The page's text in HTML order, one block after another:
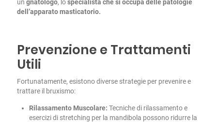
un gnatologo, lospecialista che si occupa delle patologie
dell’apparato masticatorio.
Prevenzione e Trattamenti
Utili
Fortunatamente, esistono diverse strategie per prevenire e
trattare il bruxismo:
Rilassamento Muscolare: Tecniche di rilassamento e
esercizi di stretching per la mandibola possono ridurre la